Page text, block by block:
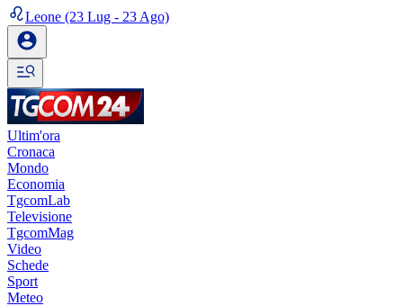
Leone (23 Lug - 23 Ago)
Ultim'ora
Cronaca
Mondo
Economia
TgcomLab
Televisione
TgcomMag
Video
Schede
Sport
Meteo